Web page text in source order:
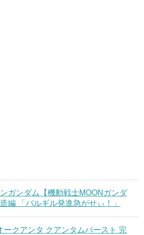
ガンダム【機動戦士MOONガンダ
編 「バルギル発進急がせぃ！」
ークアンタ クアンタムバースト 完